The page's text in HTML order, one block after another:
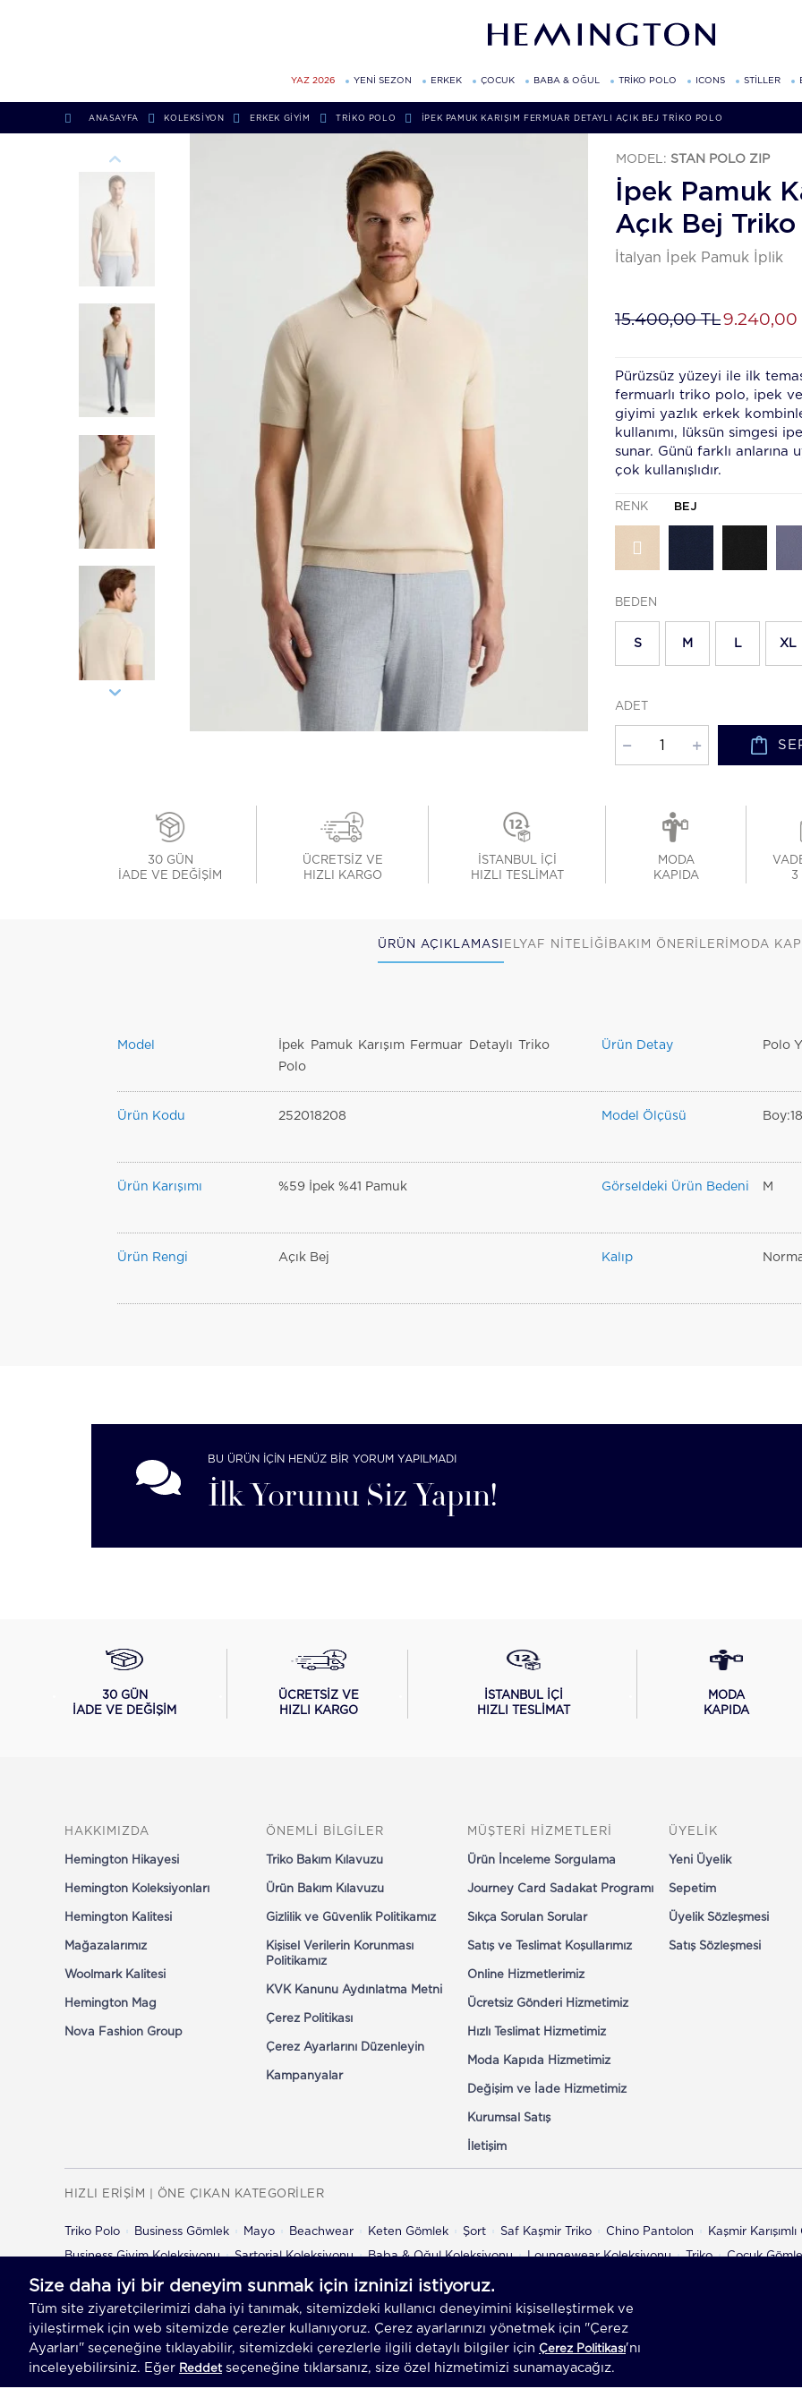
YAZ 2026 YENİ SEZON ERKEK ÇOCUK BABA & OĞUL TRİKO POLO ICONS STİLLER
ANASAYFA KOLEKSIYON ERKEK GIYIM TRIKO POLO İPEK PAMUK KARIŞIM FERMUAR DETAYLI AÇIK BEJ TRIKO POLO
MODEL: STAN POLO ZIP
İpek Pamuk
Açık Bej
İtalyan İpek Pamuk İplik
15.400,00 TL9.240,00
Pürüzsüz yüzeyi ile ilk
fermuarlı triko polo, ipek
giyimi yazlık erkek
kullanımı, lüksün simgesi
sunar. Günü farklı
çok kullanışlıdır.
RENK BEJ
BEDEN
S M L XL
ADET
30 GÜN
İADE VE DEĞİŞİM
ÜCRETSİZ VE
HIZLI KARGO
İSTANBUL İÇİ
HIZLI TESLİMAT
MODA
KAPIDA
3
ÜRÜN AÇIKLAMASI ELYAF NİTELİĞİ BAKIM ÖNERİLERİ MODA
Model
İpek Pamuk Karışım Fermuar Detaylı Triko
Polo
Ürün Kodu 252018208
Ürün Karışımı %59 İpek %41 Pamuk
Ürün Rengi Açık Bej
Ürün Detay Polo
Model Ölçüsü
Görseldeki Ürün Bedeni M
Kalıp
BU ÜRÜN İÇİN HENÜZ BİR YORUM YAPILMADI
İlk Yorumu Siz Yapın!
30 GÜN
İADE VE DEĞİŞİM
ÜCRETSİZ VE
HIZLI KARGO
İSTANBUL İÇİ
HIZLI TESLİMAT
MODA
KAPIDA
HAKKIMIZDA
Hemington Hikayesi
Hemington Koleksiyonları
Hemington Kalitesi
Mağazalarımız
Woolmark Kalitesi
Hemington Mag
Nova Fashion Group
ÖNEMLİ BİLGİLER
Triko Bakım Kılavuzu
Ürün Bakım Kılavuzu
Gizlilik ve Güvenlik Politikamız
Kişisel Verilerin Korunması
Politikamız
KVK Kanunu Aydınlatma Metni
Çerez Politikası
Çerez Ayarlarını Düzenleyin
Kampanyalar
MÜŞTERİ HİZMETLERİ
Ürün İnceleme Sorgulama
Journey Card Sadakat Programı
Sıkça Sorulan Sorular
Satış ve Teslimat Koşullarımız
Online Hizmetlerimiz
Ücretsiz Gönderi Hizmetimiz
Hızlı Teslimat Hizmetimiz
Moda Kapıda Hizmetimiz
Değişim ve İade Hizmetimiz
Kurumsal Satış
İletişim
ÜYELİK
Yeni Üyelik
Sepetim
Üyelik Sözleşmesi
Satış Sözleşmesi
HIZLI ERİŞİM | ÖNE ÇIKAN KATEGORİLER
Triko Polo Business Gömlek Mayo Beachwear Keten Gömlek Şort Saf Kaşmir Triko Chino Pantolon Kaşmir
Business Giyim Koleksiyonu Sartorial Koleksiyonu Baba & Oğul Koleksiyonu Loungewear Koleksiyonu Triko Çocuk
Çocuk Şort Çocuk Pantolon
© 2026 Hemington
Her Hakkı Saklıdır, Kopyalanamaz.